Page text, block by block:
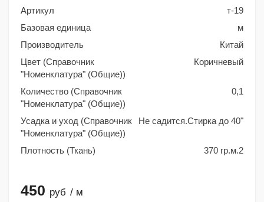
Артикул
т-19
Базовая единица
м
Производитель
Китай
Цвет (Справочник
"Номенклатура" (Общие))
Коричневый
Количество (Справочник
"Номенклатура" (Общие))
0,1
Усадка и уход (Справочник
"Номенклатура" (Общие))
Не садится.Стирка до 40"
Плотность (Ткань) 370 гр.м.2
450 руб / м